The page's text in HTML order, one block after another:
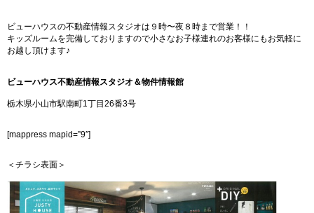
ビューハウスの不動産情報スタジオは９時〜夜８時まで営業！！
キッズルームを完備しておりますので小さなお子様連れのお客様にもお気軽に
お越し頂けます♪
ビューハウス不動産情報スタジオ＆物件情報館
栃木県小山市駅南町1丁目26番3号
[mappress mapid=”9″]
＜チラシ表面＞